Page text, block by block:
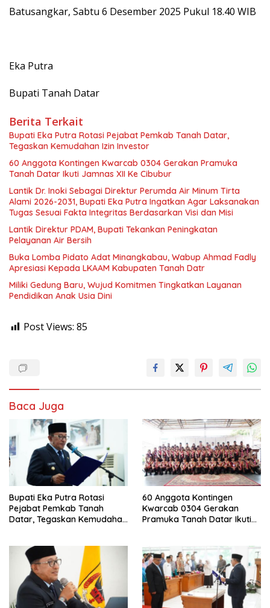
Batusangkar, Sabtu 6 Desember 2025 Pukul 18.40 WIB
Eka Putra
Bupati Tanah Datar
Berita Terkait
Bupati Eka Putra Rotasi Pejabat Pemkab Tanah Datar,
Tegaskan Kemudahan Izin Investor
60 Anggota Kontingen Kwarcab 0304 Gerakan Pramuka
Tanah Datar Ikuti Jamnas XII Ke Cibubur
Lantik Dr. Inoki Sebagai Direktur Perumda Air Minum Tirta
Alami 2026-2031, Bupati Eka Putra Ingatkan Agar Laksanakan
Tugas Sesuai Fakta Integritas Berdasarkan Visi dan Misi
Lantik Direktur PDAM, Bupati Tekankan Peningkatan
Pelayanan Air Bersih
Buka Lomba Pidato Adat Minangkabau, Wabup Ahmad Fadly
Apresiasi Kepada LKAAM Kabupaten Tanah Datr
Miliki Gedung Baru, Wujud Komitmen Tingkatkan Layanan
Pendidikan Anak Usia Dini
Post Views: 85
Baca Juga
Bupati Eka Putra Rotasi
Pejabat Pemkab Tanah
Datar, Tegaskan Kemudahan
60 Anggota Kontingen
Kwarcab 0304 Gerakan
Pramuka Tanah Datar Ikuti